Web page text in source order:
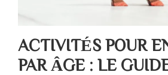
ACTIVITÉS POUR
PAR ÂGE : LE